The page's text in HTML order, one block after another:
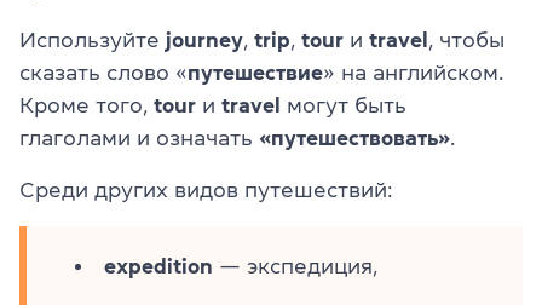
Используйте journey trip tour и travel
, чтобы
сказать слово «путешествие» на английском.
Кроме того, tour и travel
могут быть
глаголами и означать «путешествовать»
Среди других видов путешествий:
expedition — экспедиция,